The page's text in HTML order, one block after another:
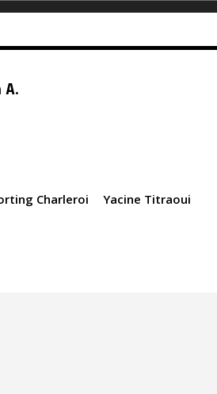
A.
Charleroi Yacine Titraoui